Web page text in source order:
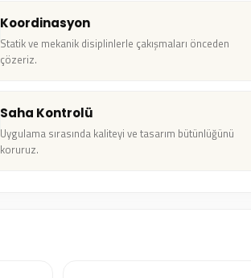
Koordinasyon
Statik ve mekanik disiplinlerle çakışmaları önceden
çözeriz.
Saha Kontrolü
Uygulama sırasında kaliteyi ve tasarım bütünlüğünü
koruruz.